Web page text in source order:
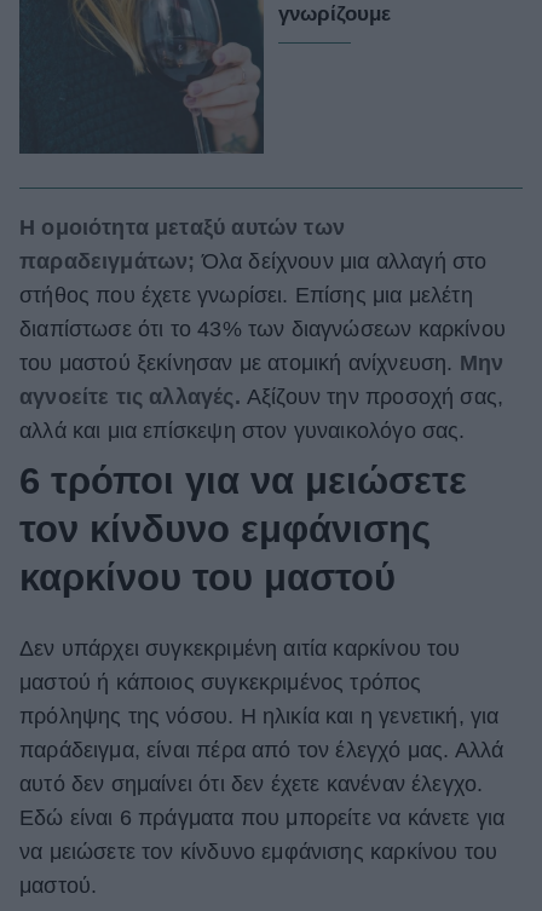
γνωρίζουμε
Η ομοιότητα μεταξύ αυτών των
παραδειγμάτων;Όλα δείχνουν μια αλλαγή στο
στήθος που έχετε γνωρίσει. Επίσης μια μελέτη
διαπίστωσε ότι το 43% των διαγνώσεων καρκίνου
του μαστού ξεκίνησαν με ατομική ανίχνευση. Μην
αγνοείτε τις αλλαγές. Αξίζουν την προσοχή σας,
αλλά και μια επίσκεψη στον γυναικολόγο σας.
6 τρόποι για να μειώσετε
τον κίνδυνο εμφάνισης
καρκίνου του μαστού
Δεν υπάρχει συγκεκριμένη αιτία καρκίνου του
μαστού ή κάποιος συγκεκριμένος τρόπος
πρόληψης της νόσου. Η ηλικία και η γενετική, για
παράδειγμα, είναι πέρα ​​από τον έλεγχό μας. Αλλά
αυτό δεν σημαίνει ότι δεν έχετε κανέναν έλεγχο.
Εδώ είναι 6 πράγματα που μπορείτε να κάνετε για
να μειώσετε τον κίνδυνο εμφάνισης καρκίνου του
μαστού.